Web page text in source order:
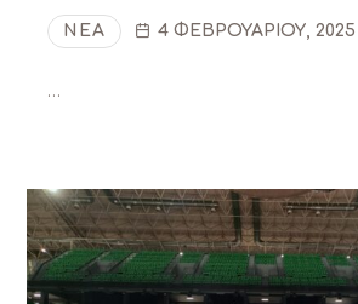
ΝΈΑ 4 ΦΕΒΡΟΥΑΡΊΟΥ, 2025
…